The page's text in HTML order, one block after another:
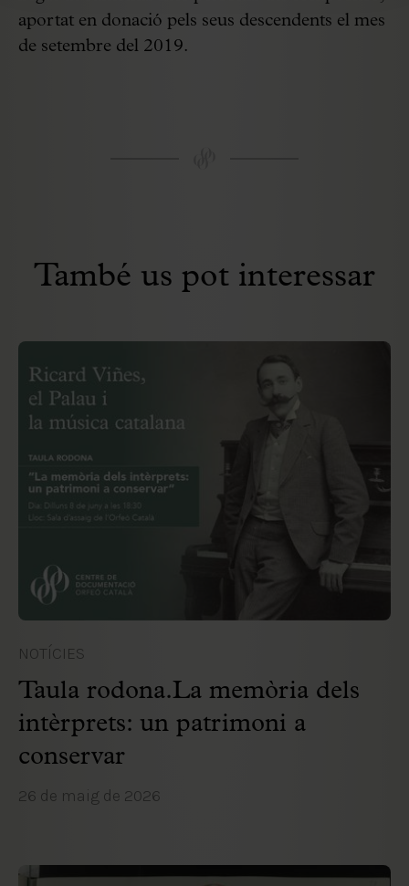
aportat en donació pels seus descendents el mes
de setembre del 2019.
També us pot interessar
NOTÍCIES
Taula rodona.La memòria dels
intèrprets: un patrimoni a
conservar
26 de maig de 2026